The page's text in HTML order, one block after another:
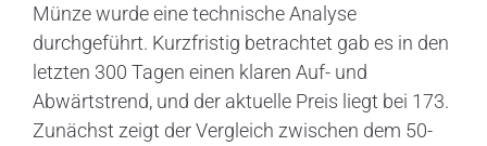
Münze wurde eine technische Analyse
durchgeführt. Kurzfristig betrachtet gab es in den
letzten 300 Tagen einen klaren Auf- und
Abwärtstrend, und der aktuelle Preis liegt bei 173.
Zunächst zeigt der Vergleich zwischen dem 50-